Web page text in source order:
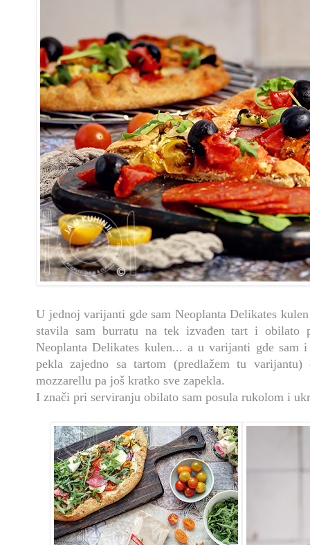
U jednoj varijanti gde sam Neoplanta Delikates
stavila sam burratu na tek izvađen tart i obilato
Neoplanta Delikates kulen... a u varijanti gde sam
pekla zajedno sa tartom (predlažem tu
mozzarellu pa još kratko sve zapekla.
I znači pri serviranju obilato sam posula rukolom i